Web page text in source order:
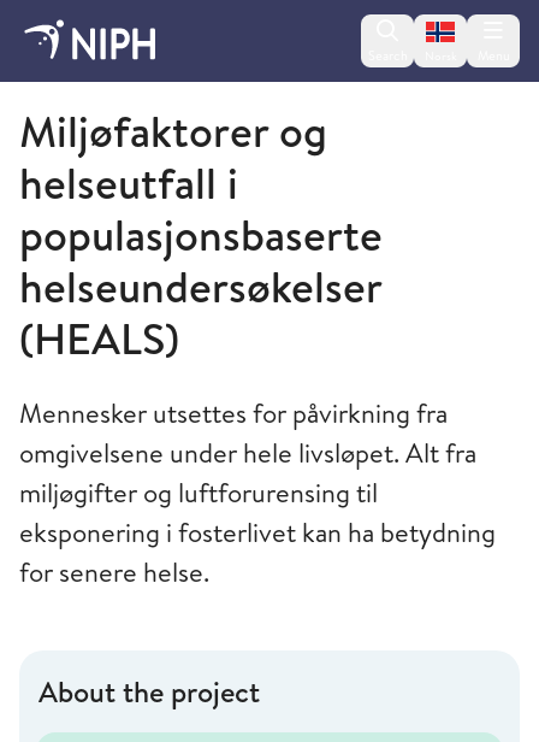
Change
Norwegian Institute of Public Health
Miljøfaktorer og
helseutfall i
populasjonsbaserte
helseundersøkelser
(HEALS)
Mennesker utsettes for påvirkning fra
omgivelsene under hele livsløpet. Alt fra
miljøgifter og luftforurensing til
eksponering i fosterlivet kan ha betydning
for senere helse.
About the project